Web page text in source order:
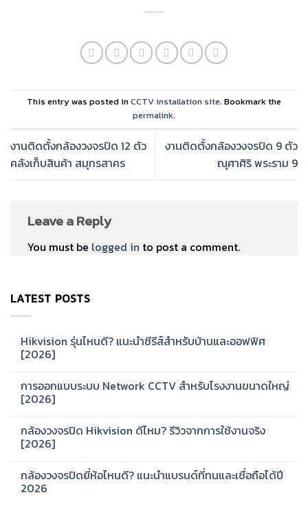
This entry was posted inCCTV installation site. Bookmark the
permalink.
งานติดตั้งกล้องวงจรปิด 12 ตัว
คลังเก็บสินค้า สมุทรสาคร
งานติดตั้งกล้องวงจรปิด 9 ตัว
ณุศาศิริ พระราม 9
Leave a Reply
You must be logged in to post a comment.
LATEST POSTS
Hikvision รุ่นไหนดี? แนะนำซีรีส์สำหรับบ้านและออฟฟิศ
[2026]
on
Hikvision
รุ่น
แนะนำ
ซี
รีส์
และ
ออฟฟิศ
[2026]
การออกแบบระบบ Network CCTV สำหรับโรงงานขนาดใหญ่
[2026]
on
การ
ออกแบบ
CCTV
สำหรับ
โรงงาน
กล้องวงจรปิด Hikvision ดีไหม? รีวิวจากการใช้งานจริง
[2026]
on
กล้อง
วงจรปิด
กล้องวงจรปิดยี่ห้อไหนดี? แนะนำแบรนด์ที่ทนและเชื่อถือได้ปี
2026